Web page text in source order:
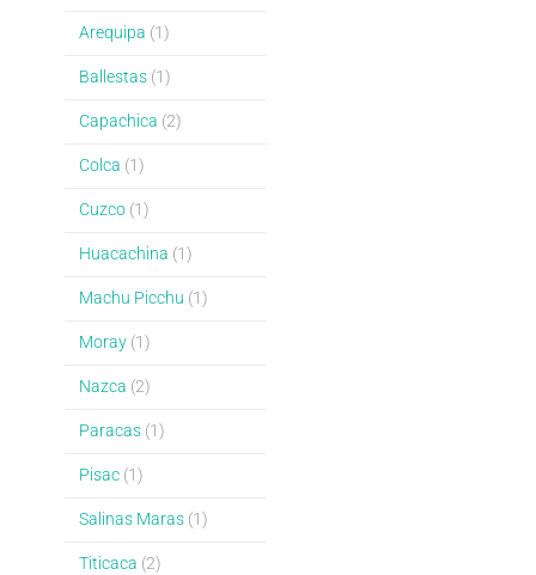
Arequipa (1)
Ballestas(1)
Capachica (2)
Colca (1)
Cuzco(1)
Huacachina (1)
Machu Picchu (1)
Moray(1)
Nazca (2)
Paracas(1)
Pisac(1)
Salinas Maras(1)
Titicaca (2)